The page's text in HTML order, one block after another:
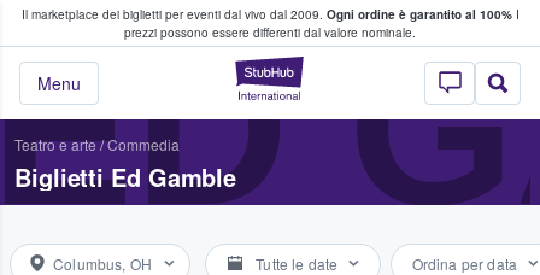
Il marketplace dei biglietti per eventi dal vivo dal 2009. Ogni ordine è garantito al 100%I
prezzi possono essere differenti dal valore nominale.
StubHub - Dove
Menu
fan comprano e vendono biglietti
Teatro e arte/Commedia
Biglietti Ed Gamble
Columbus, OH Tutte le date Ordina per data